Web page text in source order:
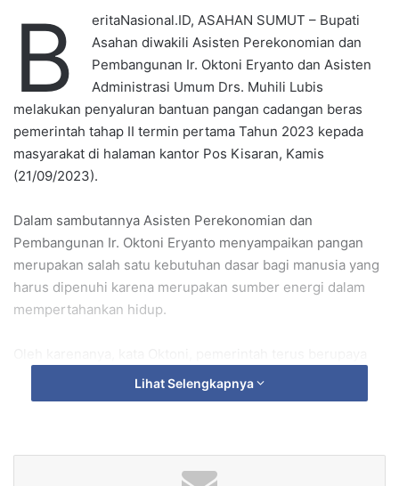
B
eritaNasional.ID, ASAHAN SUMUT – Bupati
Asahan diwakili Asisten Perekonomian dan
Pembangunan Ir. Oktoni Eryanto dan Asisten
Administrasi Umum Drs. Muhili Lubis
melakukan penyaluran bantuan pangan cadangan beras
pemerintah tahap II termin pertama Tahun 2023 kepada
masyarakat di halaman kantor Pos Kisaran, Kamis
(21/09/2023).
Dalam sambutannya Asisten Perekonomian dan
Pembangunan Ir. Oktoni Eryanto menyampaikan pangan
merupakan salah satu kebutuhan dasar bagi manusia yang
harus dipenuhi karena merupakan sumber energi dalam
mempertahankan hidup.
dalam meningkatkan ketahanan pangan rumah tangga dan
meningkatkan akses pangan bagi masyarakat melalui
Lihat Selengkapnya